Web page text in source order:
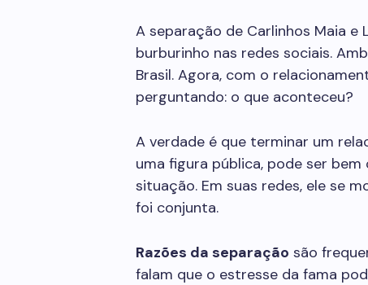
A separação de Carlinhos Maia
burburinho nas redes sociais.
Brasil. Agora, com o
perguntando: o que aconteceu?
A verdade é que terminar um
uma figura pública, pode ser
situação. Em suas redes, ele se
foi conjunta.
Razões da separação são
falam que o estresse da fama